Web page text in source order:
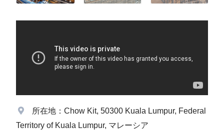
所在地：Chow Kit, 50300 Kuala Lumpur, Federal
Territory of Kuala Lumpur, マレーシア